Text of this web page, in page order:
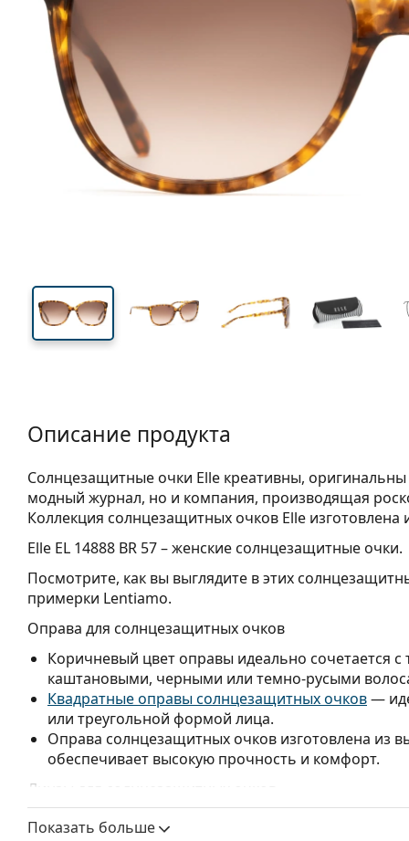
46 mm
Высота линзы Ширина линзы
Ширина
Описание продукта
Солнцезащитные очки Elle креативны,
модный журнал, но и компания, производящая
Коллекция солнцезащитных очков Elle
Elle EL 14888 BR 57– женские солнцезащитные очки.
Посмотрите, как вы выглядите в этих
примерки Lentiamo.
Оправа для солнцезащитных очков
Коричневый цвет оправы идеально сочетается
каштановыми, черными или темно-русыми
Квадратные оправы солнцезащитных очков—
или треугольной формой лица.
Оправа солнцезащитных очков изготовлена из
обеспечивает высокую прочность и комфорт.
Линзы для солнцезащитных очков
Коричневые линзы слегка блокируют синий
Показать больше